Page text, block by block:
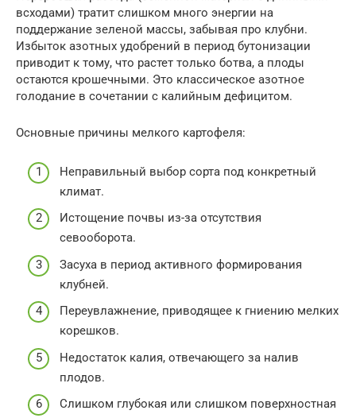
всходами) тратит слишком много энергии на
поддержание зеленой массы, забывая про клубни.
Избыток азотных удобрений в период бутонизации
приводит к тому, что растет только ботва, а плоды
остаются крошечными. Это классическое азотное
голодание в сочетании с калийным дефицитом.
Основные причины мелкого картофеля:
Неправильный выбор сорта под конкретный
климат.
Истощение почвы из-за отсутствия
севооборота.
Засуха в период активного формирования
клубней.
Переувлажнение, приводящее к гниению мелких
корешков.
Недостаток калия, отвечающего за налив
плодов.
Слишком глубокая или слишком поверхностная